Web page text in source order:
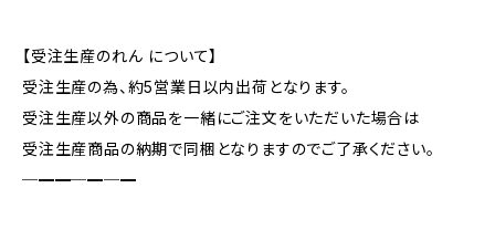
【受注生産のれん について】
受注生産の為、約5営業日以内出荷となります。
受注生産以外の商品を一緒にご注文をいただいた場合は
受注生産商品の納期で同梱となりますのでご了承ください。
─━━─━─━